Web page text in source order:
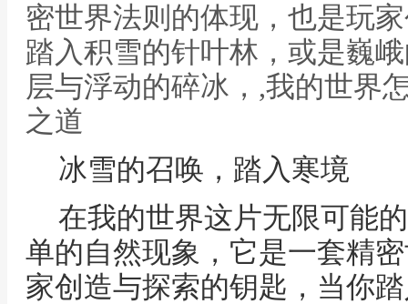
密世界法则的体现，也是玩
踏入积雪的针叶林，或是巍
层与浮动的碎冰，,我的世界
之道
冰雪的召唤，踏入寒境
在我的世界这片无限可能
单的自然现象，它是一套精
家创造与探索的钥匙，当你